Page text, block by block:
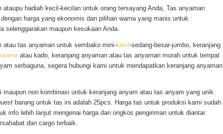
hadiah kecil-kecilan untuk orang tersayang Anda, Tas anyaman
harga yang ekonomis dan pilihan warna yang manis untuk
selenggarakan maupun kesukaan Anda.
atau tas anyaman untuk sembako mini-kecil -sedang-besar-jumbo, keranjang
atau kado, keranjang anyaman atau tas anyaman murah untuk tempat
serbaguna, segera hubungi kami untuk mendapatkan keranjang anyaman
non kombinasi untuk keranjang anyam atau tas anyam yang unik
barang untuk tas ini adalah 25pcs. Harga tas untuk produksi kami sudah
info lebih lanjut mengenai harga dan ongkos pengiriman untuk diantar
dan cargo terbaik.